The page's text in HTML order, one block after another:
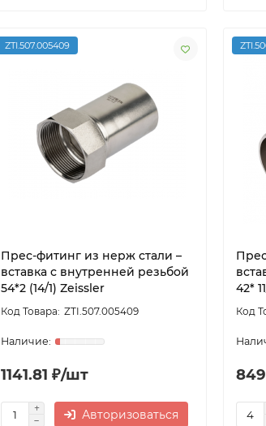
ZTI.507.005409
Прес-фитинг из нерж стали –
вставка с внутренней резьбой
54*2 (14/1) Zeissler
ZTI.507.005409
1141.81 ₽/шт
Авторизоваться
42*